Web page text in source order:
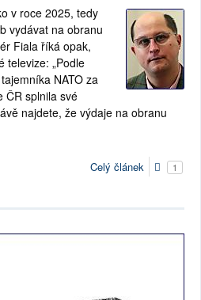
v roce 2025, tedy
vydávat na obranu
Fiala říká opak,
televize: „Podle
NATO za
ČR splnila své
najdete, že výdaje na obranu
Celý článek 1